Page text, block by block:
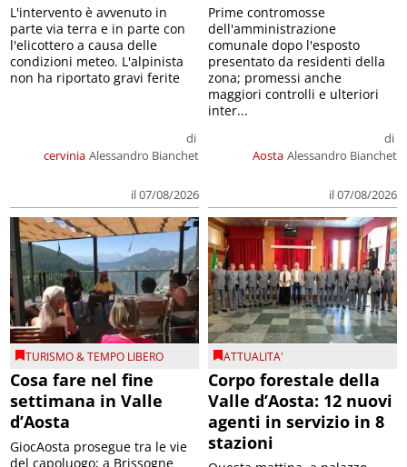
cervinia
di
Alessandro Bianchet
il 07/08/2026
L'intervento è avvenuto in
parte via terra e in parte con
l'elicottero a causa delle
condizioni meteo. L'alpinista
non ha riportato gravi ferite
Aosta
di
Alessandro Bianchet
il 07/08/2026
Prime contromosse
dell'amministrazione
comunale dopo l'esposto
presentato da residenti della
zona; promessi anche
maggiori controlli e ulteriori
inter...
TURISMO & TEMPO LIBERO
Cosa fare nel fine
settimana in Valle
d’Aosta
GiocAosta prosegue tra le vie
del capoluogo; a Brissogne
ATTUALITA'
Corpo forestale della
Valle d’Aosta: 12 nuovi
agenti in servizio in 8
stazioni